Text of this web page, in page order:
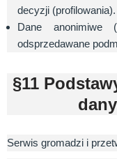
decyzji (profilowania).
Dane anonimiwe
odsprzedawane
§11
Serwis gromadzi i